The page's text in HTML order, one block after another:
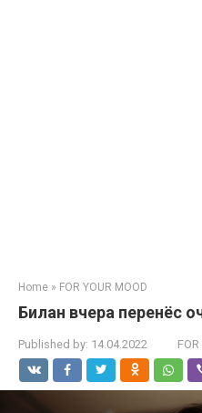
Home » FOR YOUR MOOD
Билан вчера перенёс
Published by: 14.04.2022